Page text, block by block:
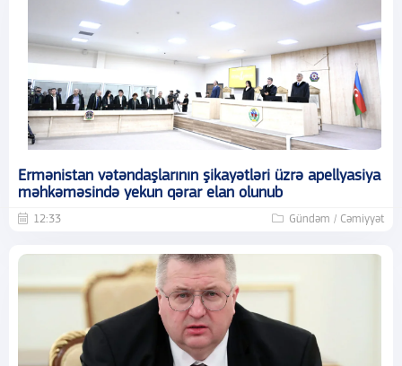
Ermənistan vətəndaşlarının şikayətləri üzrə apellyasiya
məhkəməsində yekun qərar elan olunub
12:33 Gündəm / Cəmiyyət